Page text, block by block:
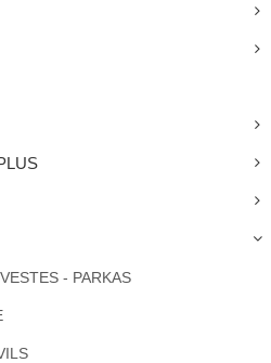
- PARKAS